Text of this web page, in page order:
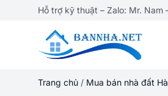
Hỗ trợ kỹ thuật – Zalo: Mr. Nam
Trang chủ / Mua bán nhà đất